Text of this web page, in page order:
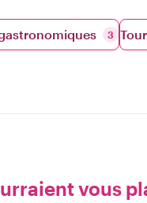
3
vous